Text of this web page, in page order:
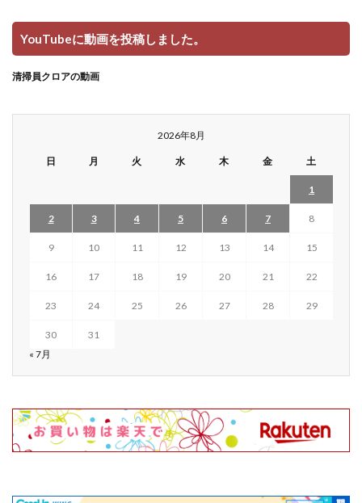
YouTubeに動画を投稿しました。
清掃員クロアの動画
2026年8月
日 月 火 水 木 金 土
1
2 3 4 5 6 7 8
9 10 11 12 13 14 15
16 17 18 19 20 21 22
23 24 25 26 27 28 29
30
31
« 7月